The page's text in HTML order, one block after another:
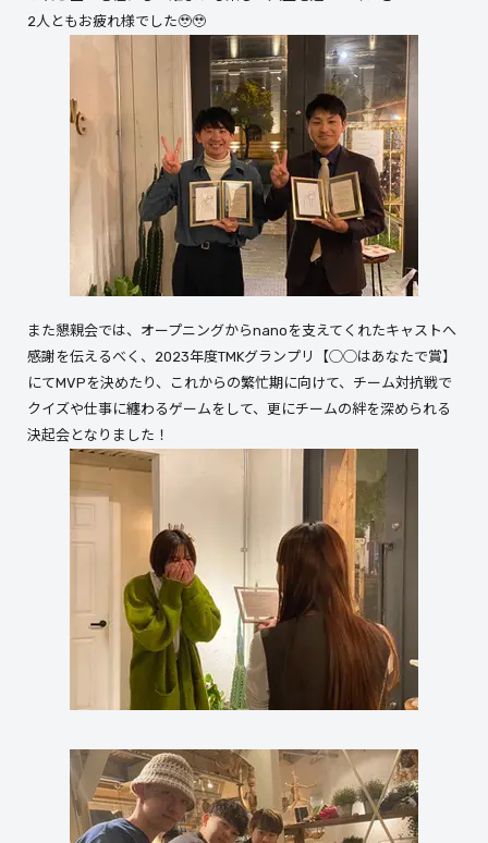
2人ともお疲れ様でした🥹🥹
また懇親会では、オープニングからnanoを支えてくれたキャストへ
感謝を伝えるべく、2023年度TMKグランプリ【◯◯はあなたで賞】
にてMVPを決めたり、これからの繁忙期に向けて、チーム対抗戦で
クイズや仕事に纏わるゲームをして、更にチームの絆を深められる
決起会となりました！